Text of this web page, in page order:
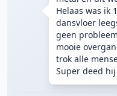
Helaas was ik
dansvloer
geen
mooie
trok alle
Super deed